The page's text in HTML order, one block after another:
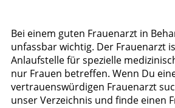
Bei einem guten Frauenarzt in
unfassbar wichtig. Der Frauenarzt
Anlaufstelle für spezielle
nur Frauen betreffen. Wenn Du
vertrauenswürdigen Frauenarzt
unser Verzeichnis und finde einen